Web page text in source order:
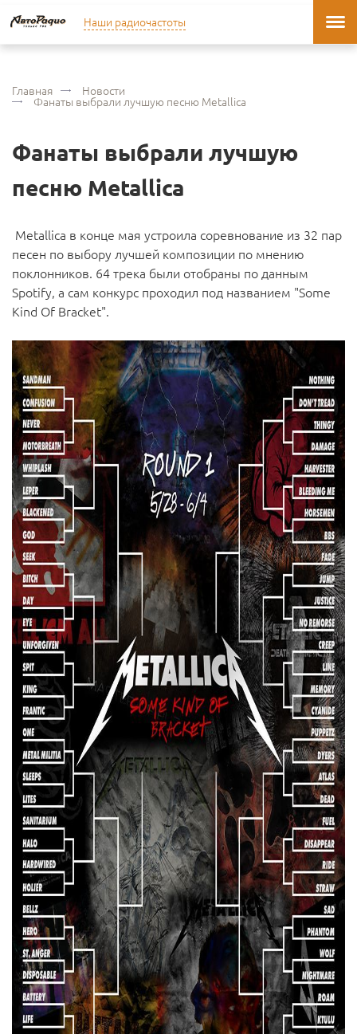
Наши радиочастоты
Главная Новости
Фанаты выбрали лучшую песню Metallica
Фанаты выбрали лучшую
песню Metallica
Metallica в конце мая устроила соревнование из 32 пар
песен по выбору лучшей композиции по мнению
поклонников. 64 трека были отобраны по данным
Spotify, а сам конкурс проходил под названием "Some
Kind Of Bracket".